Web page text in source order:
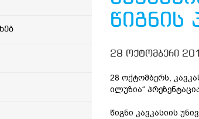
წიგნის
28 ოქტომბერი
28 ოქტომბერს,
ილუზია“
წიგნი კავკასიის